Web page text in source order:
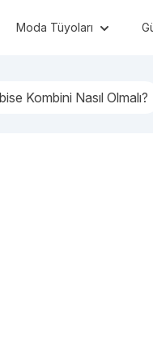
Moda Tüyoları
Kombini Nasıl Olmalı?